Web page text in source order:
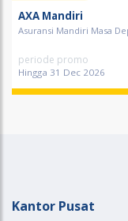
AXA Mandiri
Asuransi Mandiri Masa
periode promo
Hingga 31 Dec 2026
Kantor Pusat